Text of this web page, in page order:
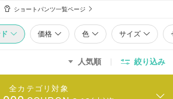
ショートパンツ一覧ページ
価格 色 サイズ
人気順 絞り込み
全カテゴリ対象